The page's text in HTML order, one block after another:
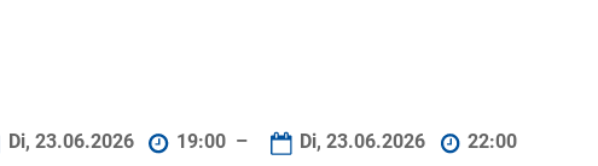
Di, 23.06.2026 19:00 – Di, 23.06.2026
22:00